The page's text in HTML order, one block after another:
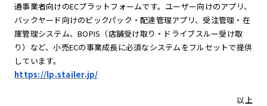
通事業者向けのECプラットフォームです。ユーザー向けのアプリ、
バックヤード向けのピックパック・配達管理アプリ、受注管理・在
庫管理システム、BOPIS（店舗受け取り・ドライブスルー受け取
り）など、小売ECの事業成長に必須なシステムをフルセットで提供
しています。
https://lp.stailer.jp/
以上